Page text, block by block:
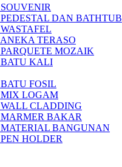
DAN BATHTUB
TERASO
MOZAIK
KALI
FOSIL
LOGAM
CLADDING
BAKAR
BANGUNAN
HOLDER